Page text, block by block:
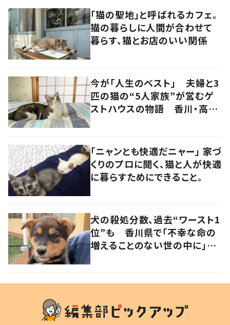
「猫の聖地」と呼ばれるカフェ。
猫の暮らしに人間が合わせて
暮らす、猫とお店のいい関係
今が「人生のベスト」 夫婦と3
匹の猫の“5人家族”が営むゲ
ストハウスの物語 香川・高松
「ニャンとも快適だニャー」 家づ
くりのプロに聞く、猫と人が快適
に暮らすためにできること。
犬の殺処分数、過去“ワースト1
位”も 香川県で「不幸な命の
増えることのない世の中に」と